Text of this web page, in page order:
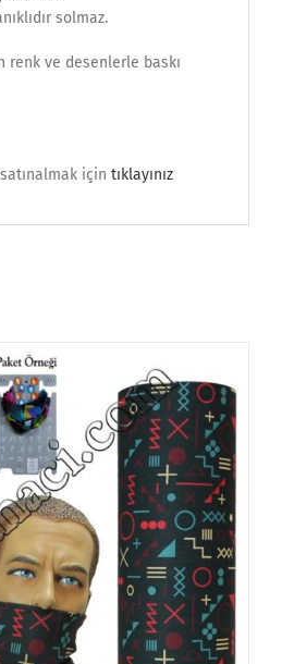
solmaz.
renk ve desenlerle baskı
için tıklayınız